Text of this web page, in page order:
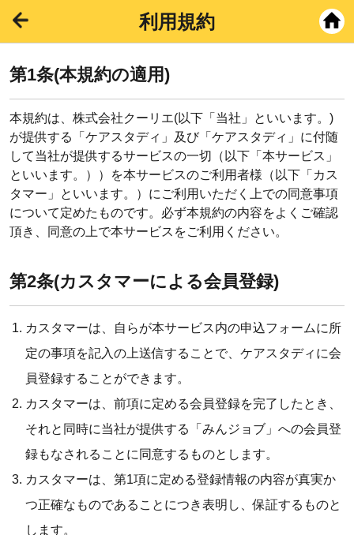
利用規約
第1条(本規約の適用)
本規約は、株式会社クーリエ(以下「当社」といいます。)
が提供する「ケアスタディ」及び「ケアスタディ」に付随
して当社が提供するサービスの一切（以下「本サービス」
といいます。））を本サービスのご利用者様（以下「カス
タマー」といいます。）にご利用いただく上での同意事項
について定めたものです。必ず本規約の内容をよくご確認
頂き、同意の上で本サービスをご利用ください。
第2条(カスタマーによる会員登録)
カスタマーは、自らが本サービス内の申込フォームに所
定の事項を記入の上送信することで、ケアスタディに会
員登録することができます。
カスタマーは、前項に定める会員登録を完了したとき、
それと同時に当社が提供する「みんジョブ」への会員登
録もなされることに同意するものとします。
カスタマーは、第1項に定める登録情報の内容が真実か
つ正確なものであることにつき表明し、保証するものと
します。